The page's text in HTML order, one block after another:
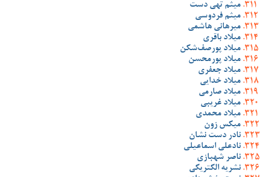
میثم تهی دست
میثم فردوسی
میرهانی هاشمی
میلاد باقری
میلاد پورصف‌شکن
میلاد پورمحسن
میلاد جعفری
میلاد خدایی
میلاد صارمی
میلاد غریبی
میلاد محمدی
میکس زون
نادر دست نشان
نادعلی اسماعیلی
ناصر شهبازی
نشریه الکتریکی